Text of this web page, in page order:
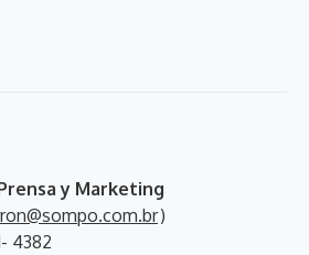
y Marketing
)
4382